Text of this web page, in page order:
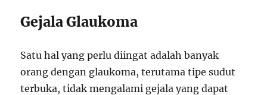
Gejala Glaukoma
Satu hal yang perlu diingat adalah banyak
orang dengan glaukoma, terutama tipe sudut
terbuka, tidak mengalami gejala yang dapat